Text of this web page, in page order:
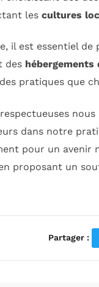
les cultures
il est essentiel
des hébergements
pratiques que
dans notre
pour un
proposant un
Partager :